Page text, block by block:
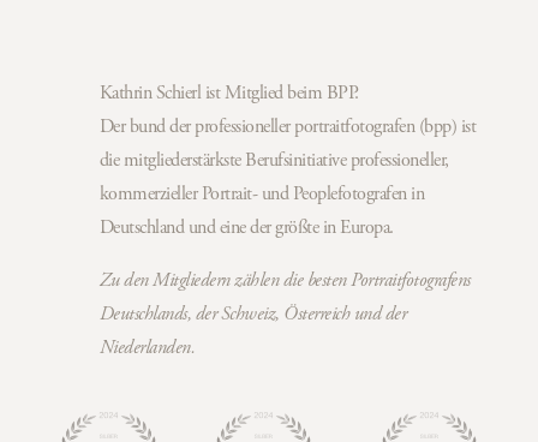
Kathrin Schierl ist Mitglied beim BPP.
Der bund der professioneller portraitfotografen (bpp) ist
die mitgliederstärkste Berufsinitiative professioneller,
kommerzieller Portrait- und Peoplefotografen in
Deutschland und eine der größte in Europa.
Zu den Mitgliedern zählen die besten Portraitfotografens
Deutschlands, der Schweiz, Österreich und der
Niederlanden.